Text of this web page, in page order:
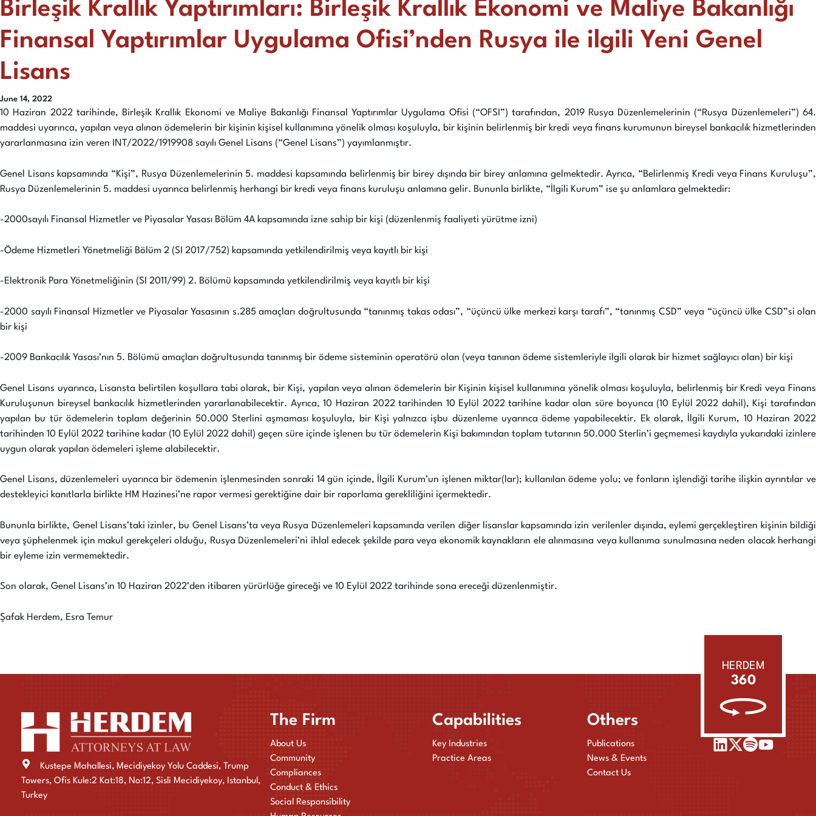
Birleşik Krallık Yaptırımları: Birleşik Krallık Ekonomi ve Maliye Bakanlığı
Finansal Yaptırımlar Uygulama Ofisi’nden Rusya ile ilgili Yeni Genel
Lisans
June 14, 2022
10 Haziran 2022 tarihinde, Birleşik Krallık Ekonomi ve Maliye Bakanlığı Finansal Yaptırımlar Uygulama Ofisi (“OFSI”) tarafından, 2019 Rusya Düzenlemelerinin (“Rusya Düzenlemeleri”) 64.
maddesi uyarınca, yapılan veya alınan ödemelerin bir kişinin kişisel kullanımına yönelik olması koşuluyla, bir kişinin belirlenmiş bir kredi veya finans kurumunun bireysel bankacılık hizmetlerinden
yararlanmasına izin veren INT/2022/1919908 sayılı Genel Lisans (“Genel Lisans”) yayımlanmıştır.
Genel Lisans kapsamında “Kişi”, Rusya Düzenlemelerinin 5. maddesi kapsamında belirlenmiş bir birey dışında bir birey anlamına gelmektedir. Ayrıca, “Belirlenmiş Kredi veya Finans Kuruluşu”,
Rusya Düzenlemelerinin 5. maddesi uyarınca belirlenmiş herhangi bir kredi veya finans kuruluşu anlamına gelir. Bununla birlikte, “İlgili Kurum” ise şu anlamlara gelmektedir:
-2000sayılı Finansal Hizmetler ve Piyasalar Yasası Bölüm 4A kapsamında izne sahip bir kişi (düzenlenmiş faaliyeti yürütme izni)
-Ödeme Hizmetleri Yönetmeliği Bölüm 2 (SI 2017/752) kapsamında yetkilendirilmiş veya kayıtlı bir kişi
-Elektronik Para Yönetmeliğinin (SI 2011/99) 2. Bölümü kapsamında yetkilendirilmiş veya kayıtlı bir kişi
-2000 sayılı Finansal Hizmetler ve Piyasalar Yasasının s.285 amaçları doğrultusunda “tanınmış takas odası”, “üçüncü ülke merkezi karşı tarafı”, “tanınmış CSD” veya “üçüncü ülke CSD”si olan
bir kişi
-2009 Bankacılık Yasası’nın 5. Bölümü amaçları doğrultusunda tanınmış bir ödeme sisteminin operatörü olan (veya tanınan ödeme sistemleriyle ilgili olarak bir hizmet sağlayıcı olan) bir kişi
Genel Lisans uyarınca, Lisansta belirtilen koşullara tabi olarak, bir Kişi, yapılan veya alınan ödemelerin bir Kişinin kişisel kullanımına yönelik olması koşuluyla, belirlenmiş bir Kredi veya Finans
Kuruluşunun bireysel bankacılık hizmetlerinden yararlanabilecektir. Ayrıca, 10 Haziran 2022 tarihinden 10 Eylül 2022 tarihine kadar olan süre boyunca (10 Eylül 2022 dahil), Kişi tarafından
yapılan bu tür ödemelerin toplam değerinin 50.000 Sterlini aşmaması koşuluyla, bir Kişi yalnızca işbu düzenleme uyarınca ödeme yapabilecektir. Ek olarak, İlgili Kurum, 10 Haziran 2022
tarihinden 10 Eylül 2022 tarihine kadar (10 Eylül 2022 dahil) geçen süre içinde işlenen bu tür ödemelerin Kişi bakımından toplam tutarının 50.000 Sterlin’i geçmemesi kaydıyla yukarıdaki izinlere
uygun olarak yapılan ödemeleri işleme alabilecektir.
Genel Lisans, düzenlemeleri uyarınca bir ödemenin işlenmesinden sonraki 14 gün içinde, İlgili Kurum’un işlenen miktar(lar); kullanılan ödeme yolu; ve fonların işlendiği tarihe ilişkin ayrıntılar ve
destekleyici kanıtlarla birlikte HM Hazinesi’ne rapor vermesi gerektiğine dair bir raporlama gerekliliğini içermektedir.
Bununla birlikte, Genel Lisans’taki izinler, bu Genel Lisans’ta veya Rusya Düzenlemeleri kapsamında verilen diğer lisanslar kapsamında izin verilenler dışında, eylemi gerçekleştiren kişinin bildiği
veya şüphelenmek için makul gerekçeleri olduğu, Rusya Düzenlemeleri’ni ihlal edecek şekilde para veya ekonomik kaynakların ele alınmasına veya kullanıma sunulmasına neden olacak herhangi
bir eyleme izin vermemektedir.
Son olarak, Genel Lisans’ın 10 Haziran 2022’den itibaren yürürlüğe gireceği ve 10 Eylül 2022 tarihinde sona ereceği düzenlenmiştir.
Şafak Herdem, Esra Temur
Kustepe Mahallesi, Mecidiyekoy Yolu Caddesi, Trump
Towers, Ofis Kule:2 Kat:18, No:12, Sisli Mecidiyekoy, Istanbul,
Turkey
The Firm
About Us
Community
Compliances
Conduct & Ethics
Social Responsibility
Capabilities
Key Industries
Practice Areas
Others
Publications
News & Events
Contact Us
HERDEM
360